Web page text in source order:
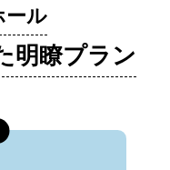
ール
明瞭プラン